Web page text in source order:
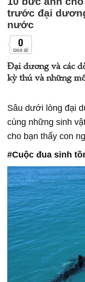
trước đại
nước
0
CHIA SẺ
Đại dương và các
kỳ thú và những
Sâu dưới lòng đại
cùng những sinh
cho bạn thấy con
#Cuộc đua sinh